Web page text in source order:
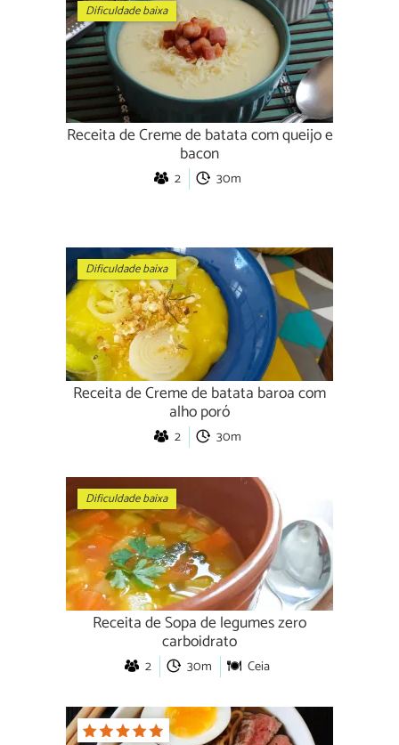
Dificuldade baixa
Receita de Creme de batata com queijo e
bacon
2 30m
Dificuldade baixa
Receita de Creme de batata baroa com
alho poró
2 30m
Dificuldade baixa
Receita de Sopa de legumes zero
carboidrato
2 30m Ceia